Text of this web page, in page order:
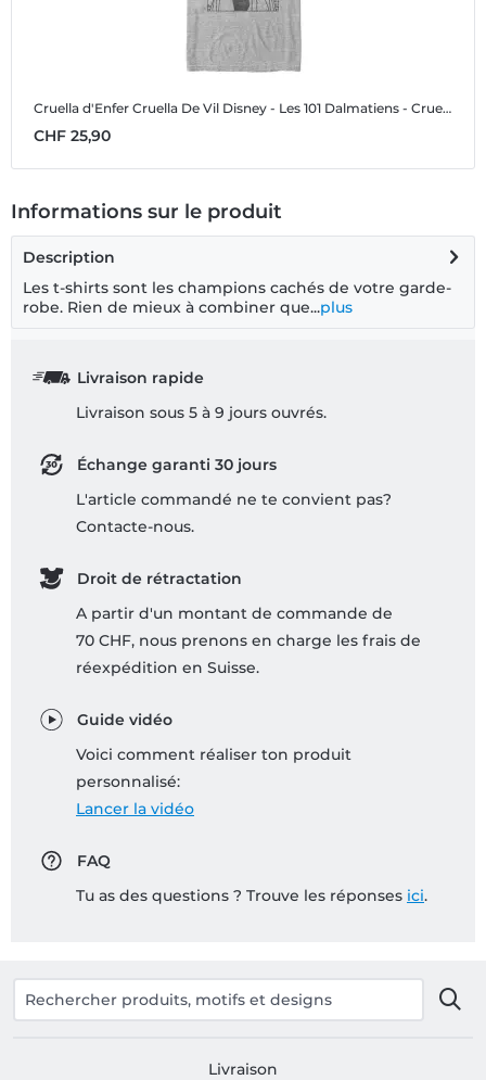
Cruella d'Enfer Cruella De Vil Disney - Les 101 Dalmatiens - Cruella d'Enfer Cruella De Vil - Homme T-shirt
CHF 25,90
Informations sur le produit
Description
Les t-shirts sont les champions cachés de votre garde-
robe. Rien de mieux à combiner que...plus
Livraison rapide
Livraison sous 5 à 9 jours ouvrés.
Échange garanti 30 jours
L'article commandé ne te convient pas?
Contacte-nous.
Droit de rétractation
A partir d'un montant de commande de
70 CHF, nous prenons en charge les frais de
réexpédition en Suisse.
Guide vidéo
Voici comment réaliser ton produit
personnalisé:
Lancer la vidéo
FAQ
Tu as des questions ? Trouve les réponses ici.
Livraison